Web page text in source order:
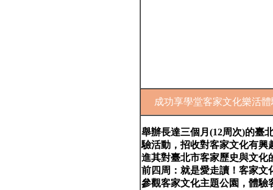
成功享學堂客家文化樂活
舉辦長達三個月(12周次)的臺
驗活動，招收對客家文化有興
進其對臺北市客家歷史與文化
前四周：就是愛走讀！客家文
參觀客家文化主題公園，體驗